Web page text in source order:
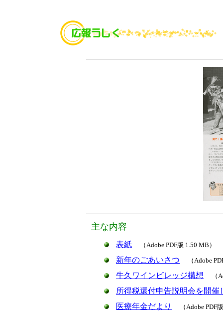
主な内容
表紙 （Adobe PDF版 1.50 MB）
新年のごあいさつ （Adobe
牛久ワインビレッジ構想 （
所得税還付申告説明会を開催
医療年金だより
（Adobe PDF